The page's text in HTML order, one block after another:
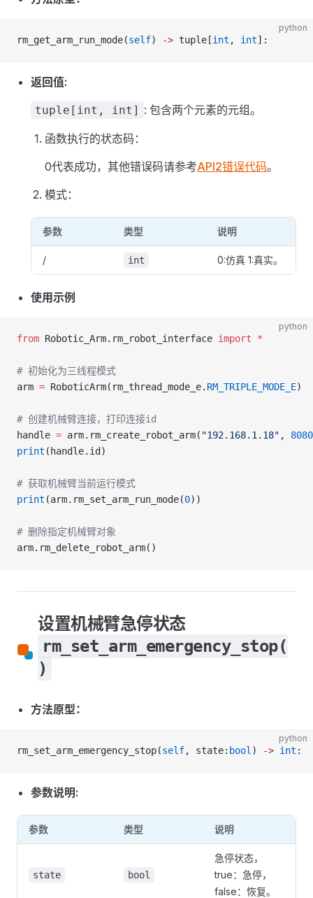
python
rm_get_arm_run_mode(self) -> tuple[int , int]:
返回值:
tuple[int, int] : 包含两个元素的元组。
函数执行的状态码：
0代表成功，其他错误码请参考API2错误代码。
模式：
参数 类型 说明
/ int 0:仿真 1:真实。
使用示例
python
from Robotic_Arm.rm_robot_interface import *
# 初始化为三线程模式
arm = RoboticArm(rm_thread_mode_e. RM_TRIPLE_MODE_E)
# 创建机械臂连接，打印连接id
handle = arm.rm_create_robot_arm( "192.168.1.18" , 8080
print (handle.id)
# 获取机械臂当前运行模式
print (arm.rm_set_arm_run_mode(0))
# 删除指定机械臂对象
arm.rm_delete_robot_arm()
设置机械臂急停状态
rm_set_arm_emergency_stop(
)
方法原型：
python
rm_set_arm_emergency_stop(self, state: bool ) -> int :
参数说明:
参数 类型 说明
state bool
急停状态，
true：急停，
false：恢复。